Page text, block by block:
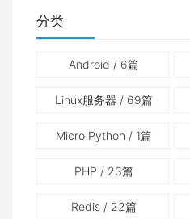
分类
Android / 6篇
Linux服务器 / 69篇
Micro Python / 1篇
PHP / 23篇
Redis/ 22篇